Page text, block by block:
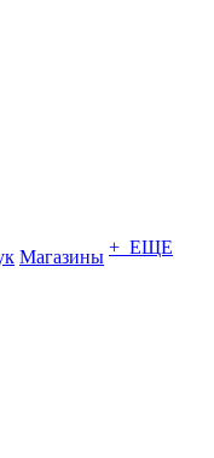
Магазины + ЕЩЕ